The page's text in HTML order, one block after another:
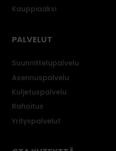
Kauppiaaksi
PALVELUT
Suunnittelupalvelu
Asennuspalvelu
Kuljetuspalvelu
Rahoitus
Yrityspalvelut